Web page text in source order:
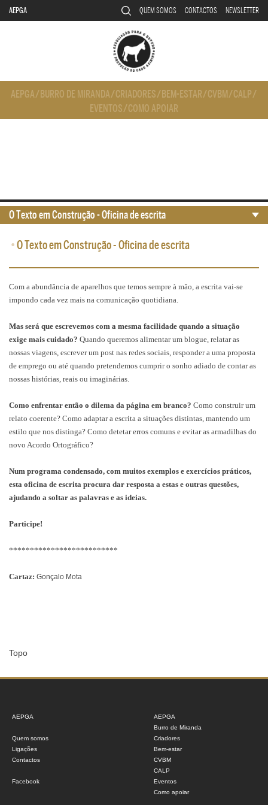
AEPGA QUEM SOMOS CONTACTOS NEWSLETTER
AEPGA/ BURRO DE MIRANDA/CRIADORES/ BEM-ESTAR/CVBM/CALP/
EVENTOS/COMO APOIAR
•O Texto em Construção - Oficina de escrita
Com a abundância de aparelhos que temos sempre à mão, a escrita vai-se
impondo cada vez mais na comunicação quotidiana.
Mas será que escrevemos com a mesma facilidade quando a situação
exige mais cuidado? Quando queremos alimentar um blogue, relatar as
nossas viagens, escrever um post nas redes sociais, responder a uma proposta
de emprego ou até quando pretendemos cumprir o sonho adiado de contar as
nossas histórias, reais ou imaginárias.
Como enfrentar então o dilema da página em branco? Como construir um
relato coerente? Como adaptar a escrita a situações distintas, mantendo um
estilo que nos distinga? Como detetar erros comuns e evitar as armadilhas do
novo Acordo Ortográfico?
Num programa condensado, com muitos exemplos e exercícios práticos,
esta oficina de escrita procura dar resposta a estas e outras questões,
ajudando a soltar as palavras e as ideias.
Participe!
**************************
Cartaz: Gonçalo Mota
Topo
O Texto em Construção - Oficina de escrita
AEPGA
Quem somos
Ligações
Contactos
Facebook
AEPGA
Burro de Miranda
Criadores
Bem-estar
CVBM
CALP
Eventos
Como apoiar